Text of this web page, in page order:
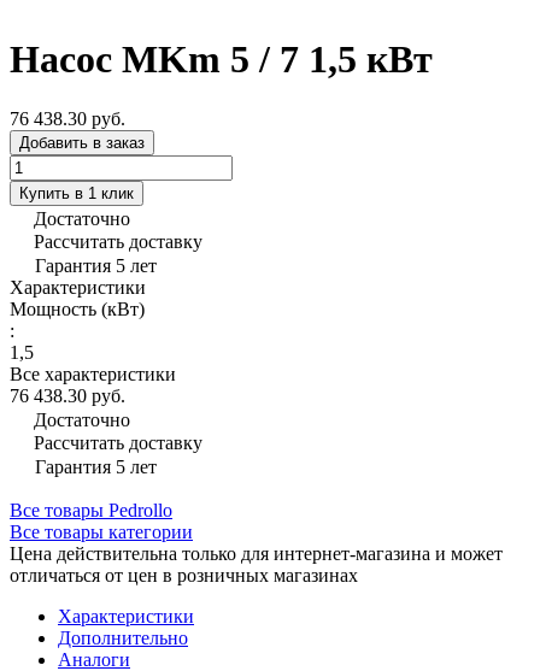
Насос MKm 5 / 7 1,5 кВт
76 438.30 руб.
Добавить в заказ
Купить в 1 клик
Достаточно
Рассчитать доставку
Гарантия 5 лет
Характеристики
Мощность (кВт)
:
1,5
Все характеристики
76 438.30 руб.
Достаточно
Рассчитать доставку
Гарантия 5 лет
Все товары Pedrollo
Все товары категории
Цена действительна только для интернет-магазина и может
отличаться от цен в розничных магазинах
Характеристики
Дополнительно
Аналоги